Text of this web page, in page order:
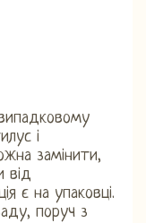
і
замінити,
від
є на упаковці.
поруч з